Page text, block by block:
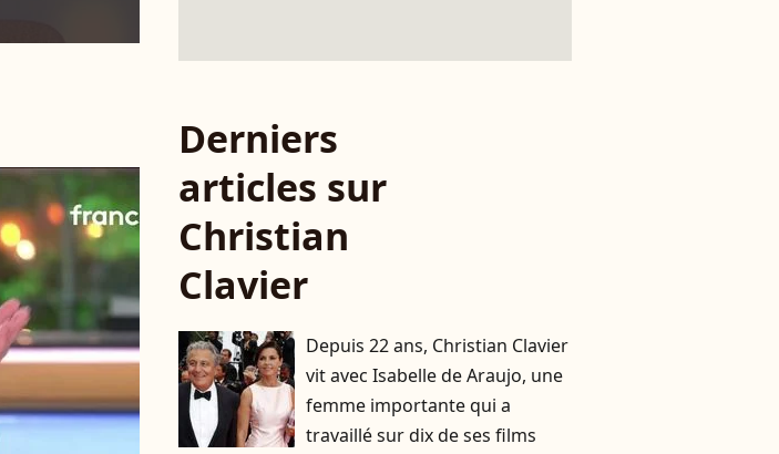
Derniers
articles sur
Christian
Clavier
Depuis 22 ans, Christian Clavier
vit avec Isabelle de Araujo, une
femme importante qui a
travaillé sur dix de ses films